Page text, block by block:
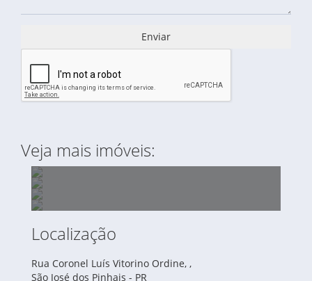
Enviar
Veja mais imóveis:
ÁREA À VENDA DE 42.000,00 M2 - RUA
PEDRO ELIAS SAAD - BAIRRO ARUJÁ
TERRENO À VENDA CENTRO - SÃO JOSÉ DOS
Localização
Rua Coronel Luís Vitorino Ordine, ,
São José dos Pinhais - PR